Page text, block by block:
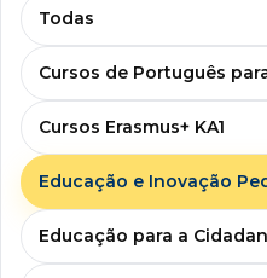
Todas
Cursos de Português
Cursos Erasmus+ KA1
Educação e Inovação
Educação para a